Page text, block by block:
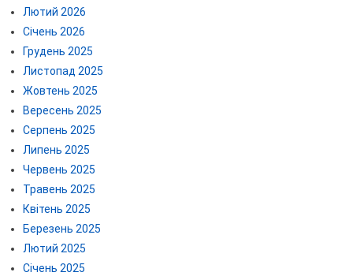
Лютий 2026
Січень 2026
Грудень 2025
Листопад 2025
Жовтень 2025
Вересень 2025
Серпень 2025
Липень 2025
Червень 2025
Травень 2025
Квітень 2025
Березень 2025
Лютий 2025
Січень 2025